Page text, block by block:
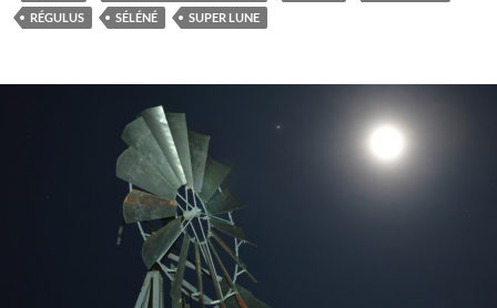
RÉGULUS
SÉLÉNÉ SUPER LUNE